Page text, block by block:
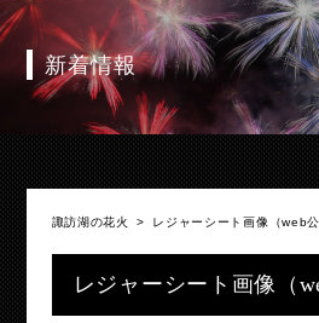
新着情報
諏訪湖の花火 > レジャーシート画像（web公
レジャーシート画像（